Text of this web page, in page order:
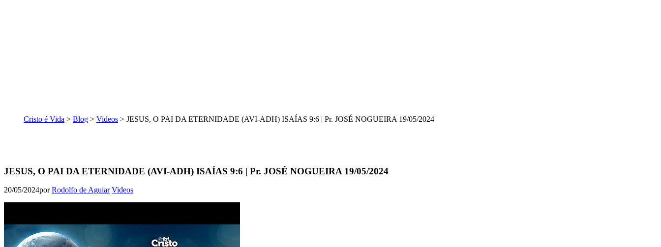
Cristo é Vida > Blog > Videos > JESUS, O PAI DA ETERNIDADE (AVI-ADH) ISAÍAS 9:6 | Pr. JOSÉ NOGUEIRA 19/05/2024
JESUS, O PAI DA ETERNIDADE (AVI-ADH) ISAÍAS 9:6 | Pr. JOSÉ NOGUEIRA 19/05/2024
20/05/2024porRodolfo de Aguiar Videos